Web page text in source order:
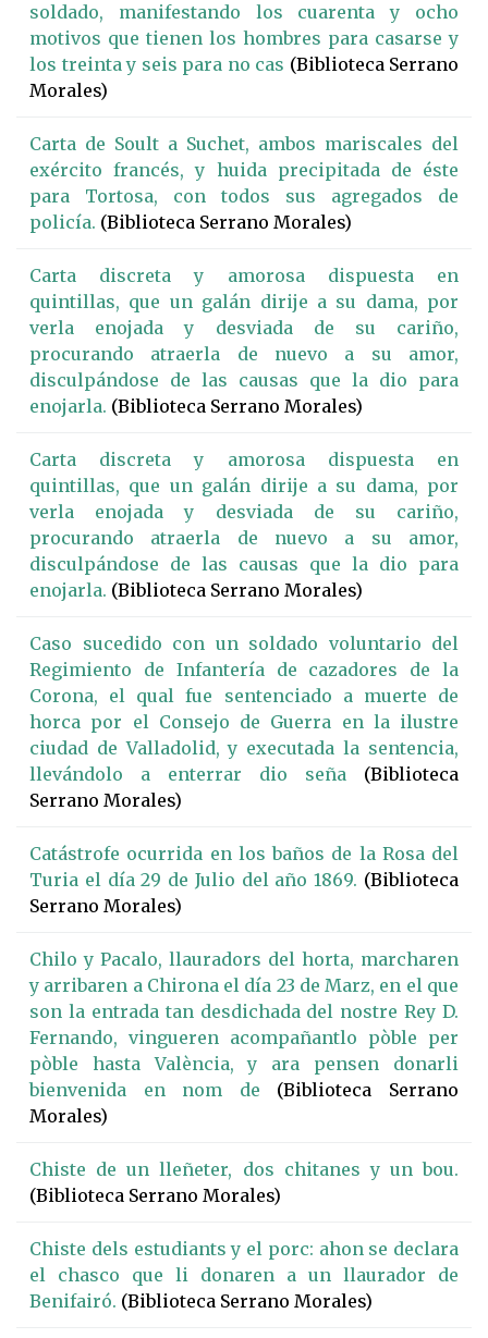
soldado, manifestando los cuarenta y ocho
motivos que tienen los hombres para casarse y
los treinta y seis para no cas (Biblioteca Serrano
Morales)
Carta de Soult a Suchet, ambos mariscales del
exército francés, y huida precipitada de éste
para Tortosa, con todos sus agregados de
policía. (Biblioteca Serrano Morales)
Carta discreta y amorosa dispuesta en
quintillas, que un galán dirije a su dama, por
verla enojada y desviada de su cariño,
procurando atraerla de nuevo a su amor,
disculpándose de las causas que la dio para
enojarla. (Biblioteca Serrano Morales)
Carta discreta y amorosa dispuesta en
quintillas, que un galán dirije a su dama, por
verla enojada y desviada de su cariño,
procurando atraerla de nuevo a su amor,
disculpándose de las causas que la dio para
enojarla. (Biblioteca Serrano Morales)
Caso sucedido con un soldado voluntario del
Regimiento de Infantería de cazadores de la
Corona, el qual fue sentenciado a muerte de
horca por el Consejo de Guerra en la ilustre
ciudad de Valladolid, y executada la sentencia,
llevándolo a enterrar dio seña (Biblioteca
Serrano Morales)
Catástrofe ocurrida en los baños de la Rosa del
Turia el día 29 de Julio del año 1869. (Biblioteca
Serrano Morales)
Chilo y Pacalo, llauradors del horta, marcharen
y arribaren a Chirona el día 23 de Marz, en el que
son la entrada tan desdichada del nostre Rey D.
Fernando, vingueren acompañantlo pòble per
pòble hasta València, y ara pensen donarli
bienvenida en nom de (Biblioteca Serrano
Morales)
Chiste de un lleñeter, dos chitanes y un bou.
(Biblioteca Serrano Morales)
Chiste dels estudiants y el porc: ahon se declara
el chasco que li donaren a un llaurador de
Benifairó. (Biblioteca Serrano Morales)